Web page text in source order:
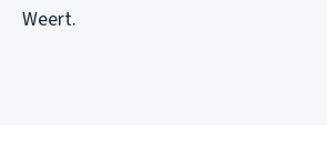
Weert.